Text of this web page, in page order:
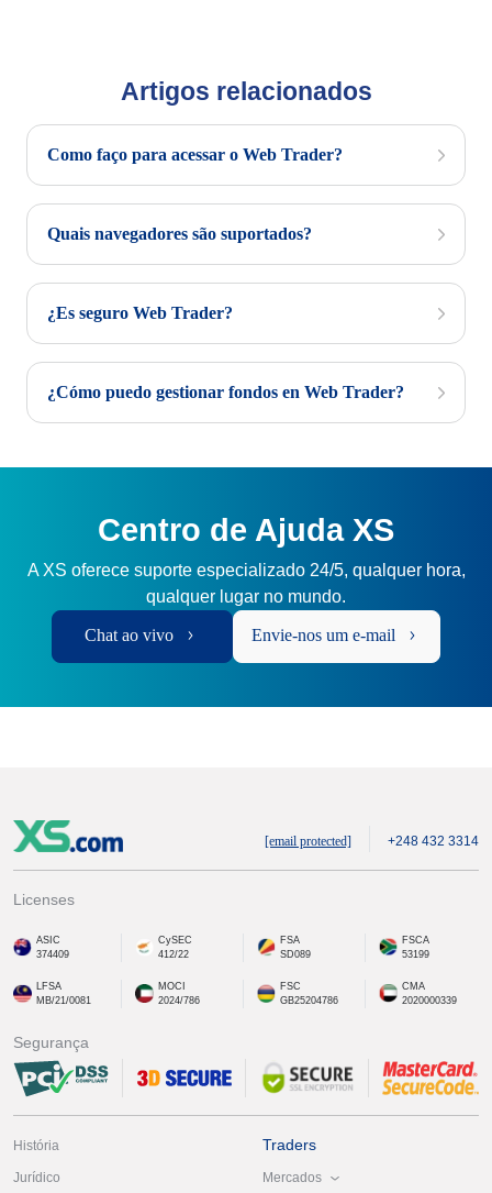
Artigos relacionados
Como faço para acessar o Web Trader?
Quais navegadores são suportados?
¿Es seguro Web Trader?
¿Cómo puedo gestionar fondos en Web Trader?
Centro de Ajuda XS
A XS oferece suporte especializado 24/5, qualquer hora,
qualquer lugar no mundo.
Chat ao vivo Envie-nos um e-mail
[email protected] +248 432 3314
Licenses
ASIC
374409
CySEC
412/22
FSA
SD089
FSCA
53199
LFSA
MB/21/0081
MOCI
2024/786
FSC
GB25204786
CMA
2020000339
Segurança
História
Jurídico
Traders
Mercados